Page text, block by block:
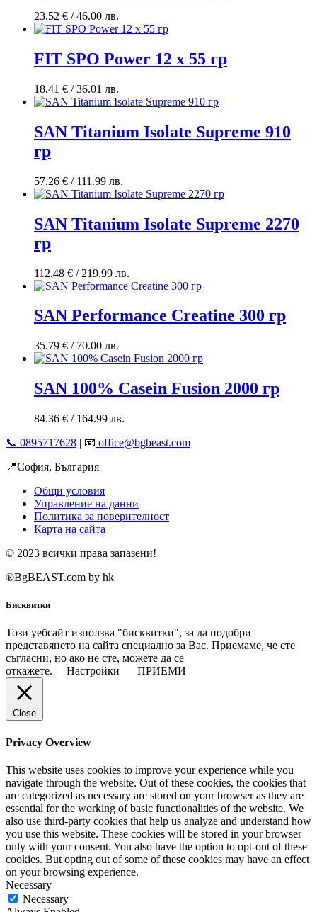
23.52 € / 46.00 лв.
FIT SPO Рower 12 x 55 гр
18.41 € / 36.01 лв.
SAN Titanium Isolate Supreme 910
гр
57.26 € / 111.99 лв.
SAN Titanium Isolate Supreme 2270
гр
112.48 € / 219.99 лв.
SAN Performance Creatine 300 гр
35.79 € / 70.00 лв.
SAN 100% Casein Fusion 2000 гр
84.36 € / 164.99 лв.
📞 0895717628 | 📧 office@bgbeast.com
📍София, България
Общи условия
Управление на данни
Политика за поверителност
Карта на сайта
© 2023 всички права запазени!
®BgBEAST.com by hk
Бисквитки
Този уебсайт използва "бисквитки", за да подобри
представянето на сайта специално за Вас. Приемаме, че сте
съгласни, но ако не сте, можете да се
откажете.
Настройки ПРИЕМИ
Close
Privacy Overview
This website uses cookies to improve your experience while you
navigate through the website. Out of these cookies, the cookies that
are categorized as necessary are stored on your browser as they are
essential for the working of basic functionalities of the website. We
also use third-party cookies that help us analyze and understand how
you use this website. These cookies will be stored in your browser
only with your consent. You also have the option to opt-out of these
cookies. But opting out of some of these cookies may have an effect
on your browsing experience.
Necessary
Necessary